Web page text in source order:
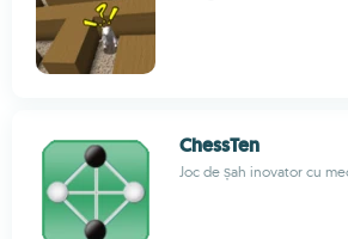
ChessTen
Joc de șah inovator cu